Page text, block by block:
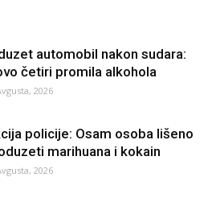
automobil nakon sudara:
četiri promila alkohola
2026
policije: Osam osoba lišeno
marihuana i kokain
2026